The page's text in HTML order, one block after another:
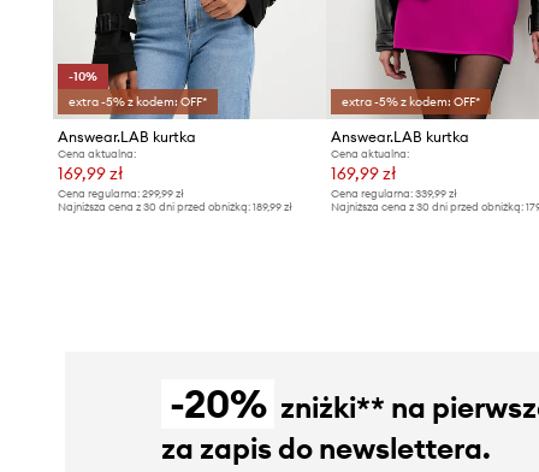
-10%
extra -5% z kodem: OFF*
Answear.LAB kurtka
Cena aktualna:
169,99 zł
Cena regularna: 299,99 zł
Najniższa cena z 30 dni przed obniżką: 189,99 zł
extra -5% z kodem: OFF*
Answear.LAB kurtka
Cena aktualna:
169,99 zł
Cena regularna:339,99 zł
Najniższa cena z 30 dni przed obniżką:
-20% zniżki** na
za zapis do newslettera.